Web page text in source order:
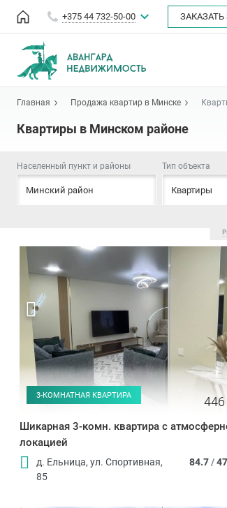
+375 44 732-50-00
Главная Продажа квартир в Минске
Квартиры в Минском районе
Населенный пункт и районы
Минский район
Тип объекта
Квартиры
3-КОМНАТНАЯ КВАРТИРА 446
Шикарная 3-комн. квартира с
локацией
д. Ельница, ул. Спортивная,
85
84.7/